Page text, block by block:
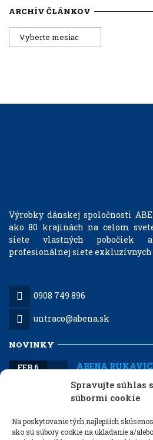
Spravujte súhlas
súbormi cookie
Na poskytovanie tých najlepších
ako sú súbory cookie na ukladanie a/
ARCHÍV ČLÁNKOV
Archív
článkov
Výrobky dánskej spoločnosti
ako 80 krajinách na celom
siete vlastných pobočiek
profesionálnej siete
0908 749 896
untraco@abena.sk
NOVINKY
ABENA
FEB 6
predstaviť novinku
LIVING
Počas zimy 2025/